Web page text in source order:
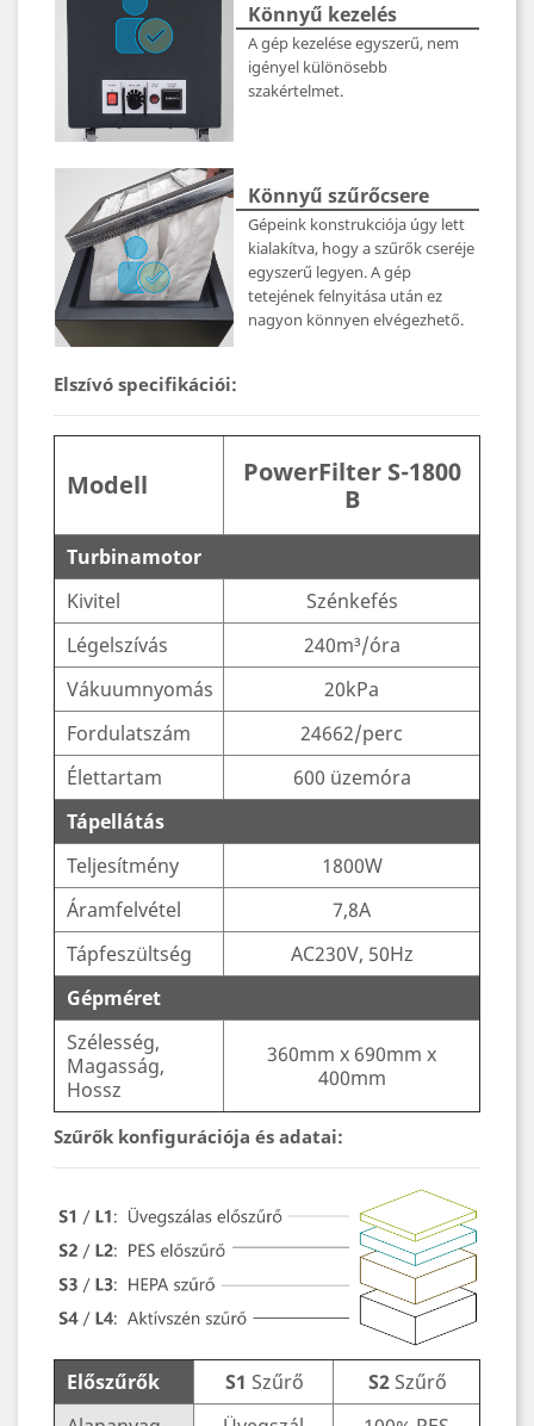
Könnyű kezelés
A gép kezelése egyszerű, nem
igényel különösebb
szakértelmet.
Könnyű szűrőcsere
Gépeink konstrukciója úgy lett
kialakítva, hogy a szűrők cseréje
egyszerű legyen. A gép
tetejének felnyitása után ez
nagyon könnyen elvégezhető.
Elszívó specifikációi:
Modell
PowerFilter S-1800
B
Turbinamotor
Kivitel
Szénkefés
Légelszívás
240m³/óra
Vákuumnyomás
20kPa
Fordulatszám
24662/perc
Élettartam
600 üzemóra
Tápellátás
Teljesítmény
1800W
Áramfelvétel
7,8A
Tápfeszültség
AC230V, 50Hz
Gépméret
Szélesség,
Magasság,
Hossz
360mm x 690mm x
400mm
Szűrők konfigurációja és adatai:
Előszűrők S1 Szűrő S2Szűrő